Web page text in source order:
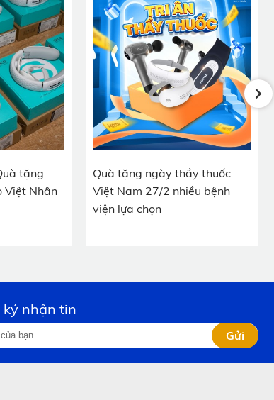
tặng
Việt Nhân
Quà tặng ngày thầy thuốc
Việt Nam 27/2 nhiều bệnh
viện lựa chọn
nhận tin
Gửi